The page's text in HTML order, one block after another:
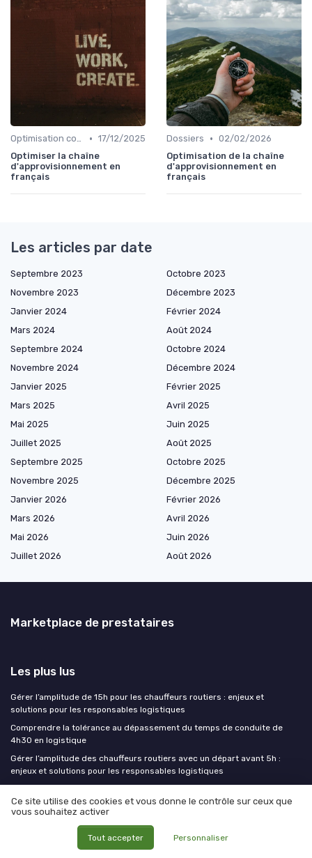
Optimisation coûts • 17/12/2025
Optimiser la chaîne
d'approvisionnement en
français
Dossiers • 02/02/2026
Optimisation de la chaîne
d'approvisionnement en
français
Les articles par date
Septembre 2023
Octobre 2023
Novembre 2023
Décembre 2023
Janvier 2024
Février 2024
Mars 2024
Août 2024
Septembre 2024
Octobre 2024
Novembre 2024
Décembre 2024
Janvier 2025
Février 2025
Mars 2025
Avril 2025
Mai 2025
Juin 2025
Juillet 2025
Août 2025
Septembre 2025
Octobre 2025
Novembre 2025
Décembre 2025
Janvier 2026
Février 2026
Mars 2026
Avril 2026
Mai 2026
Juin 2026
Juillet 2026
Août 2026
Marketplace de prestataires
Les plus lus
Gérer l’amplitude de 15h pour les chauffeurs routiers : enjeux et
solutions pour les responsables logistiques
Comprendre la tolérance au dépassement du temps de conduite de
4h30 en logistique
Gérer l’amplitude des chauffeurs routiers avec un départ avant 5h :
enjeux et solutions pour les responsables logistiques
logistique
Ce site utilise des cookies et vous donne le contrôle sur ceux que
vous souhaitez activer
Tout accepter Personnaliser